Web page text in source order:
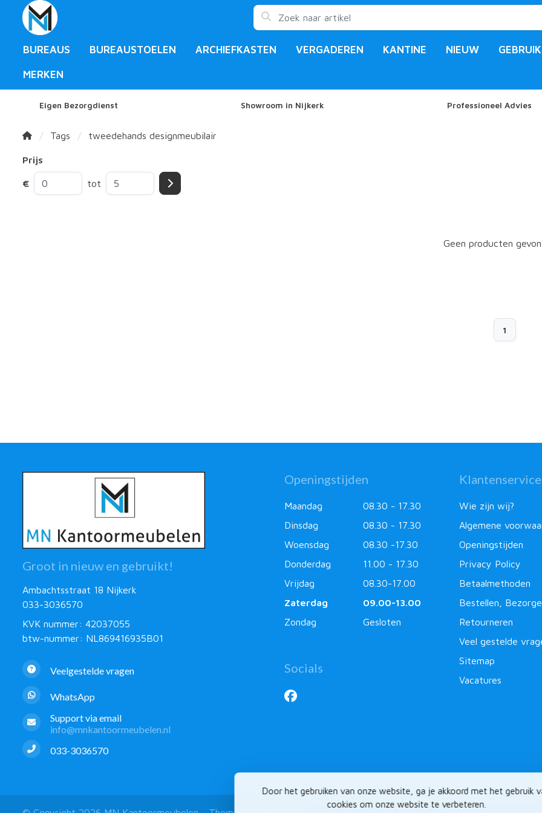
Door het gebruiken van onze website, ga je akkoord met het gebruik
cookies om onze website te verbeteren.
BUREAUS BUREAUSTOELEN ARCHIEFKASTEN VERGADEREN KANTINE NIEUW
MERKEN
Eigen Bezorgdienst Showroom in Nijkerk Professioneel Advies
Tags tweedehands designmeubilair
Prijs
€ tot
Geen producten
1
Groot in nieuw en gebruikt!
Ambachtsstraat 18 Nijkerk
033-3036570
KVK nummer: 42037055
btw-nummer: NL869416935B01
Veelgestelde vragen
WhatsApp
Support via email
info@mnkantoormeubelen.nl
033-3036570
Openingstijden
Maandag
08.30 - 17.30
Dinsdag
08.30 - 17.30
Woensdag
08.30 -17.30
Donderdag
11.00 - 17.30
Vrijdag
08.30-17.00
Zaterdag
09.00-13.00
Zondag
Gesloten
Socials
Klantenservice
Wie zijn wij?
Algemene
Openingstijden
Privacy Policy
Betaalmethoden
Bestellen,
Retourneren
Veel gestelde
Sitemap
Vacatures